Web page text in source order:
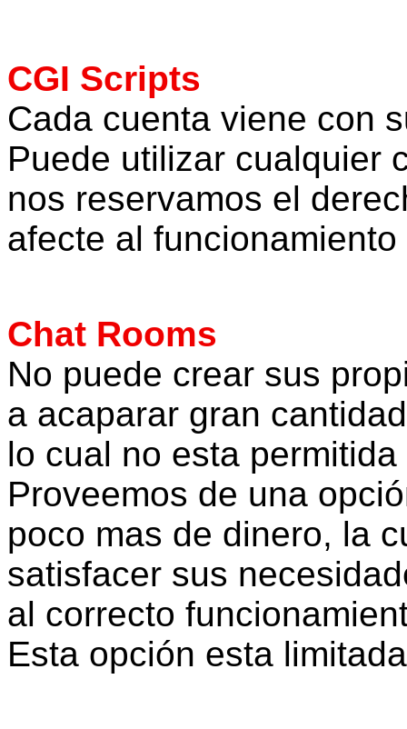
CGI Scripts
Cada cuenta viene con
Puede utilizar cualquier
nos reservamos el
afecte al
Chat Rooms
No puede crear sus
a acaparar gran
lo cual no esta
Proveemos de una
poco mas de dinero, la
satisfacer sus
al correcto
Esta opción esta